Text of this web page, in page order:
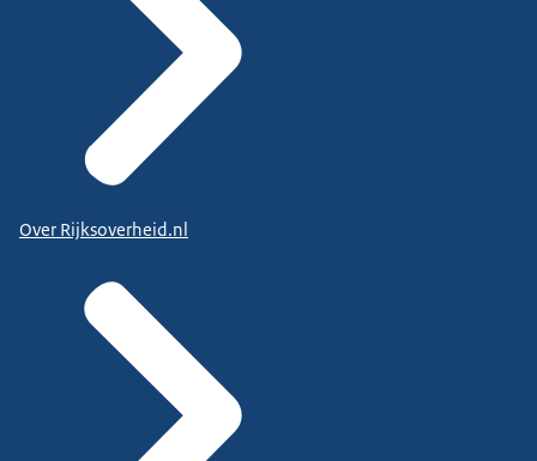
Over Rijksoverheid.nl